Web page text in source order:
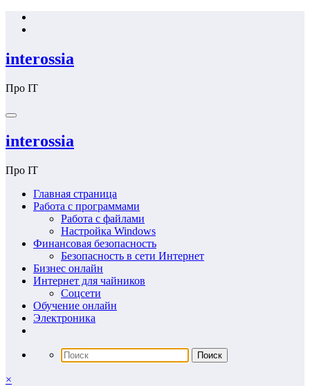
Перейти
interossia
Про IT
interossia
Про IT
Главная страница
Работа с программами
Работа с файлами
Настройка Windows
Финансовая безопасность
Безопасность в сети Интернет
Бизнес онлайн
Интернет для чайников
Соцсети
Обучение онлайн
Электроника
×